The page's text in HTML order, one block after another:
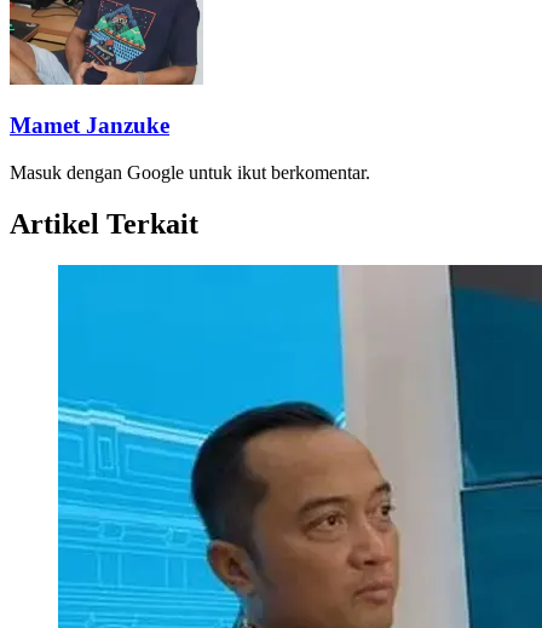
Mamet Janzuke
Masuk dengan Google untuk ikut berkomentar.
Artikel Terkait